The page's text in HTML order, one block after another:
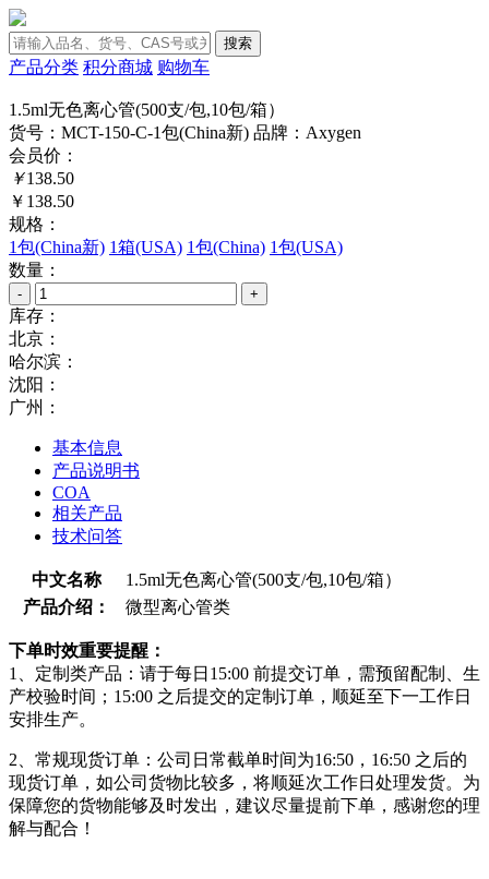
搜索
产品分类 积分商城 购物车
1.5ml无色离心管(500支/包,10包/箱）
货号：MCT-150-C-1包(China新) 品牌：Axygen
会员价：
￥138.50
￥138.50
规格：
1包(China新) 1箱(USA) 1包(China) 1包(USA)
数量：
- +
库存：
北京：
哈尔滨：
沈阳：
广州：
基本信息
产品说明书
COA
相关产品
技术问答
中文名称
1.5ml无色离心管(500支/包,10包/箱）
产品介绍：
微型离心管类
下单时效重要提醒：
1、定制类产品：请于每日15:00 前提交订单，需预留配制、生
产校验时间；15:00 之后提交的定制订单，顺延至下一工作日
安排生产。
2、常规现货订单：公司日常截单时间为16:50，16:50 之后的
现货订单，如公司货物比较多，将顺延次工作日处理发货。为
保障您的货物能够及时发出，建议尽量提前下单，感谢您的理
解与配合！